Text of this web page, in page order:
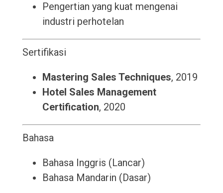
Pengertian yang kuat mengenai
industri perhotelan
Sertifikasi
Mastering Sales Techniques, 2019
Hotel Sales Management
Certification, 2020
Bahasa
Bahasa Inggris (Lancar)
Bahasa Mandarin (Dasar)